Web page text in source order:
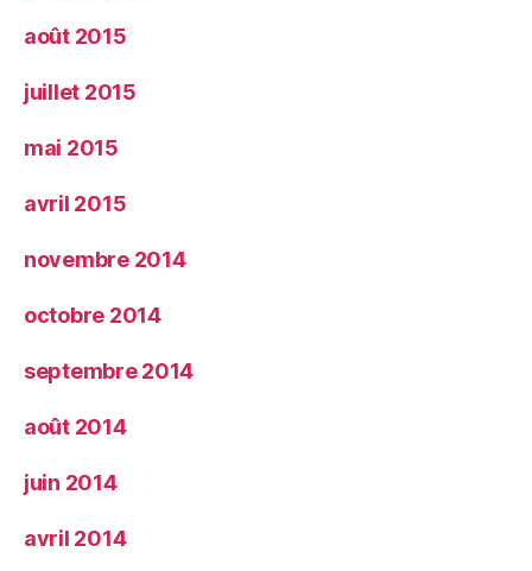
août 2015
juillet 2015
mai 2015
avril 2015
novembre 2014
octobre 2014
septembre 2014
août 2014
juin 2014
avril 2014